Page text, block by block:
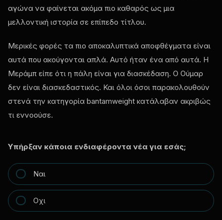
αγώνα να φαίνεται ακόμα πιο καθαρός ως μια
μελλοντική ιστορία σε επίπεδο τίτλου.
Μερικές φορές τα πιο αποκαλυπτικά αποφθέγματα είναι
αυτά που ακούγονται απλά. Αυτό ήταν ένα από αυτά. Η
Μεράμπ είπε ότι η πάλη είναι για διασκέδαση. Ο Ούμαρ
δεν είναι διασκεδαστικός. Και όλοι όσοι παρακολουθούν
στενά την κατηγορία bantamweight κατάλαβαν ακριβώς
τι εννοούσε.
Υπήρξαν κάποια ενδιαφέροντα νέα για εσάς;
Ναι
Οχι